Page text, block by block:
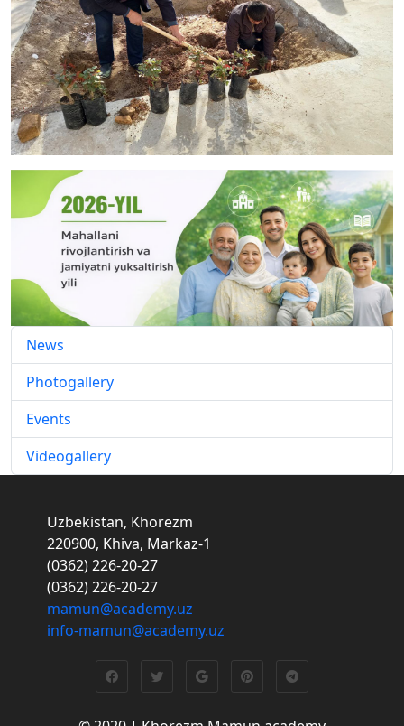
News
Photogallery
Events
Videogallery
Uzbekistan, Khorezm
220900, Khiva, Markaz-1
(0362) 226-20-27
(0362) 226-20-27
mamun@academy.uz
info-mamun@academy.uz